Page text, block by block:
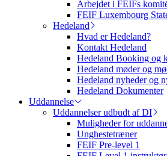
Arbejdet i FEIFs
FEIF Luxembourg
Hedeland
Hvad er Hedeland?
Kontakt Hedeland
Hedeland Booking og
Hedeland møder og
Hedeland nyheder og
Hedeland Dokumenter
Uddannelse
Uddannelser udbudt af DI
Muligheder for
Unghestetræner
FEIF Pre-level 1